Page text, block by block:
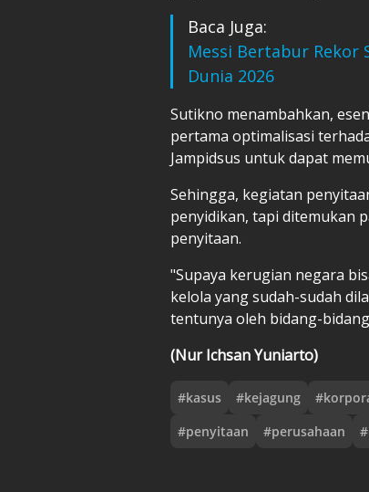
Baca Juga:
Messi Bertabur Rekor
Dunia 2026
Sutikno menambahkan,
pertama optimalisasi
Jampidsus untuk dapat
Sehingga, kegiatan
penyidikan, tapi ditemukan
penyitaan.
"Supaya kerugian negara
kelola yang sudah-sudah
tentunya oleh bidang-
(Nur Ichsan Yuniarto)
#kasus #kejagung #
#penyitaan #perusahaan #